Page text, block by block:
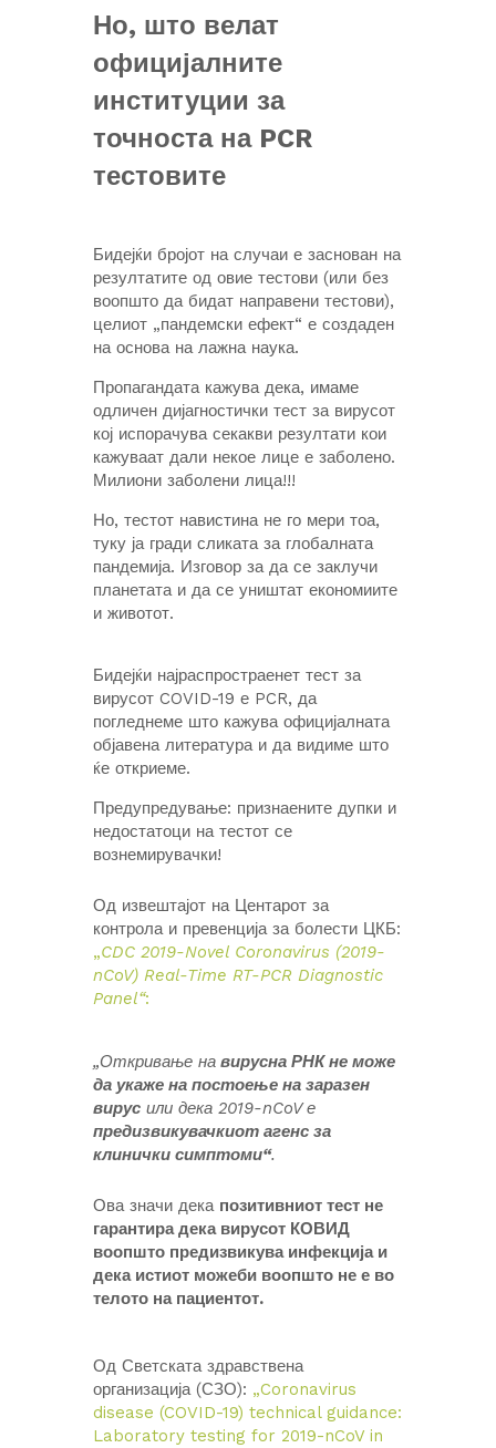
Но, што велат
официјалните
институции за
точноста на PCR
тестовите
Бидејќи бројот на случаи е заснован на
резултатите од овие тестови (или без
воопшто да бидат направени тестови),
целиот „пандемски ефект“ е создаден
на основа на лажна наука.
Пропагандата кажува дека, имаме
одличен дијагностички тест за вирусот
кој испорачува секакви резултати кои
кажуваат дали некое лице е заболено.
Милиони заболени лица!!!
Но, тестот навистина не го мери тоа,
туку ја гради сликата за глобалната
пандемија. Изговор за да се заклучи
планетата и да се уништат економиите
и животот.
Бидејќи најраспростраенет тест за
вирусот COVID-19 е PCR, да
погледнеме што кажува официјалната
објавена литература и да видиме што
ќе откриеме.
Предупредување: признаените дупки и
недостатоци на тестот се
вознемирувачки!
Од извештајот на Центарот за
контрола и превенција за болести ЦКБ:
„CDC 2019-Novel Coronavirus (2019-
nCoV) Real-Time RT-PCR Diagnostic
Panel“:
„Откривање на вирусна РНК не може
да укаже на постоење на заразен
вирус или дека 2019-nCoV е
предизвикувачкиот агенс за
клинички симптоми“.
Ова значи дека позитивниот тест не
гарантира дека вирусот КОВИД
воопшто предизвикува инфекција и
дека истиот можеби воопшто не е во
телото на пациентот.
Од Светската здравствена
организација (СЗО): „Coronavirus
disease (COVID-19) technical guidance:
Laboratory testing for 2019-nCoV in